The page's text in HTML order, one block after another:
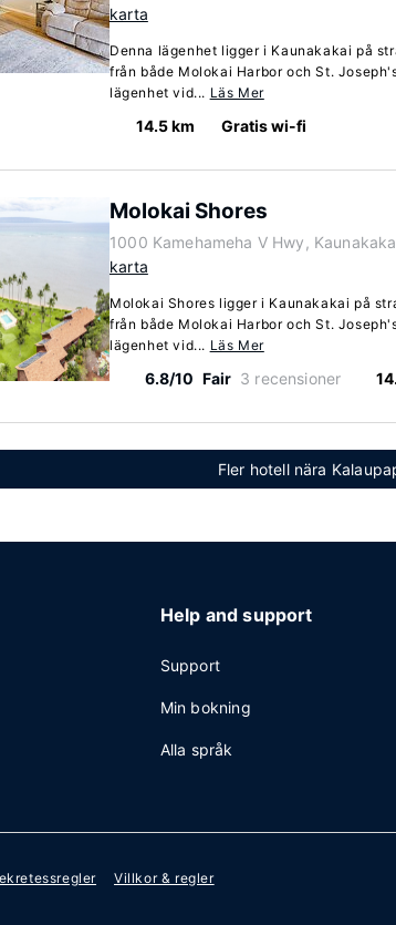
karta
Denna lägenhet ligger i Kaunakakai på
från både Molokai Harbor och St.
lägenhet vid... Läs Mer
14.5 km Gratis wi-fi
Molokai Shores
1000 Kamehameha V Hwy,
karta
Molokai Shores ligger i Kaunakakai på
från både Molokai Harbor och St.
lägenhet vid... Läs Mer
6.8/10 Fair 3 recensioner
Fler hotell nära
Help and support
Support
Min bokning
Alla språk
Villkor & regler